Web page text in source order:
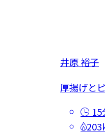
井原 裕子
厚揚げと
15